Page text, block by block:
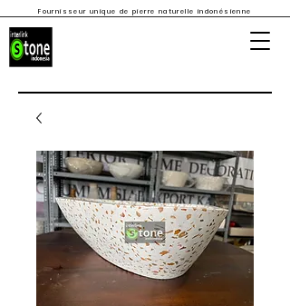
Fournisseur unique de pierre naturelle indonésienne